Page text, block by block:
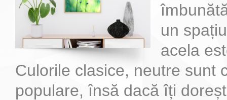
un
acela
Culorile clasice, neutre sunt
populare, însă dacă îți